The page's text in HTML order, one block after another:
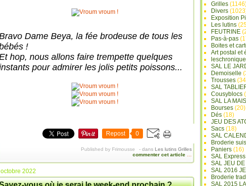
Dame Beya, la fée brodeuse de tous les
!
hop, nous allons faire trempette quelques
pour admirer les jolis petits poissons...
Repost 0
Published by Frimousse - dans Les lutins Grilles
commenter cet article
2022
Grilles
Divers
Exposition
Les lutins
FEUTRINE
Pas-à-pas
Boites et
Art postal et
SAL LE
Demoiselle
Trousses
SAL
Cousyblocs
SAL LA
Bourses (20)
Dés (18)
JEU DES
Sacs (18)
SAL
Broderie
Paniers (16)
SAL
SAL JEU
SAL 2016
Broderie
SAL 2015